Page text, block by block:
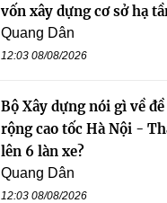
vốn xây dựng cơ sở hạ
Quang Dân
12:03 08/08/2026
Bộ Xây dựng nói gì về
rộng cao tốc Hà Nội -
lên 6 làn xe?
Quang Dân
12:03 08/08/2026